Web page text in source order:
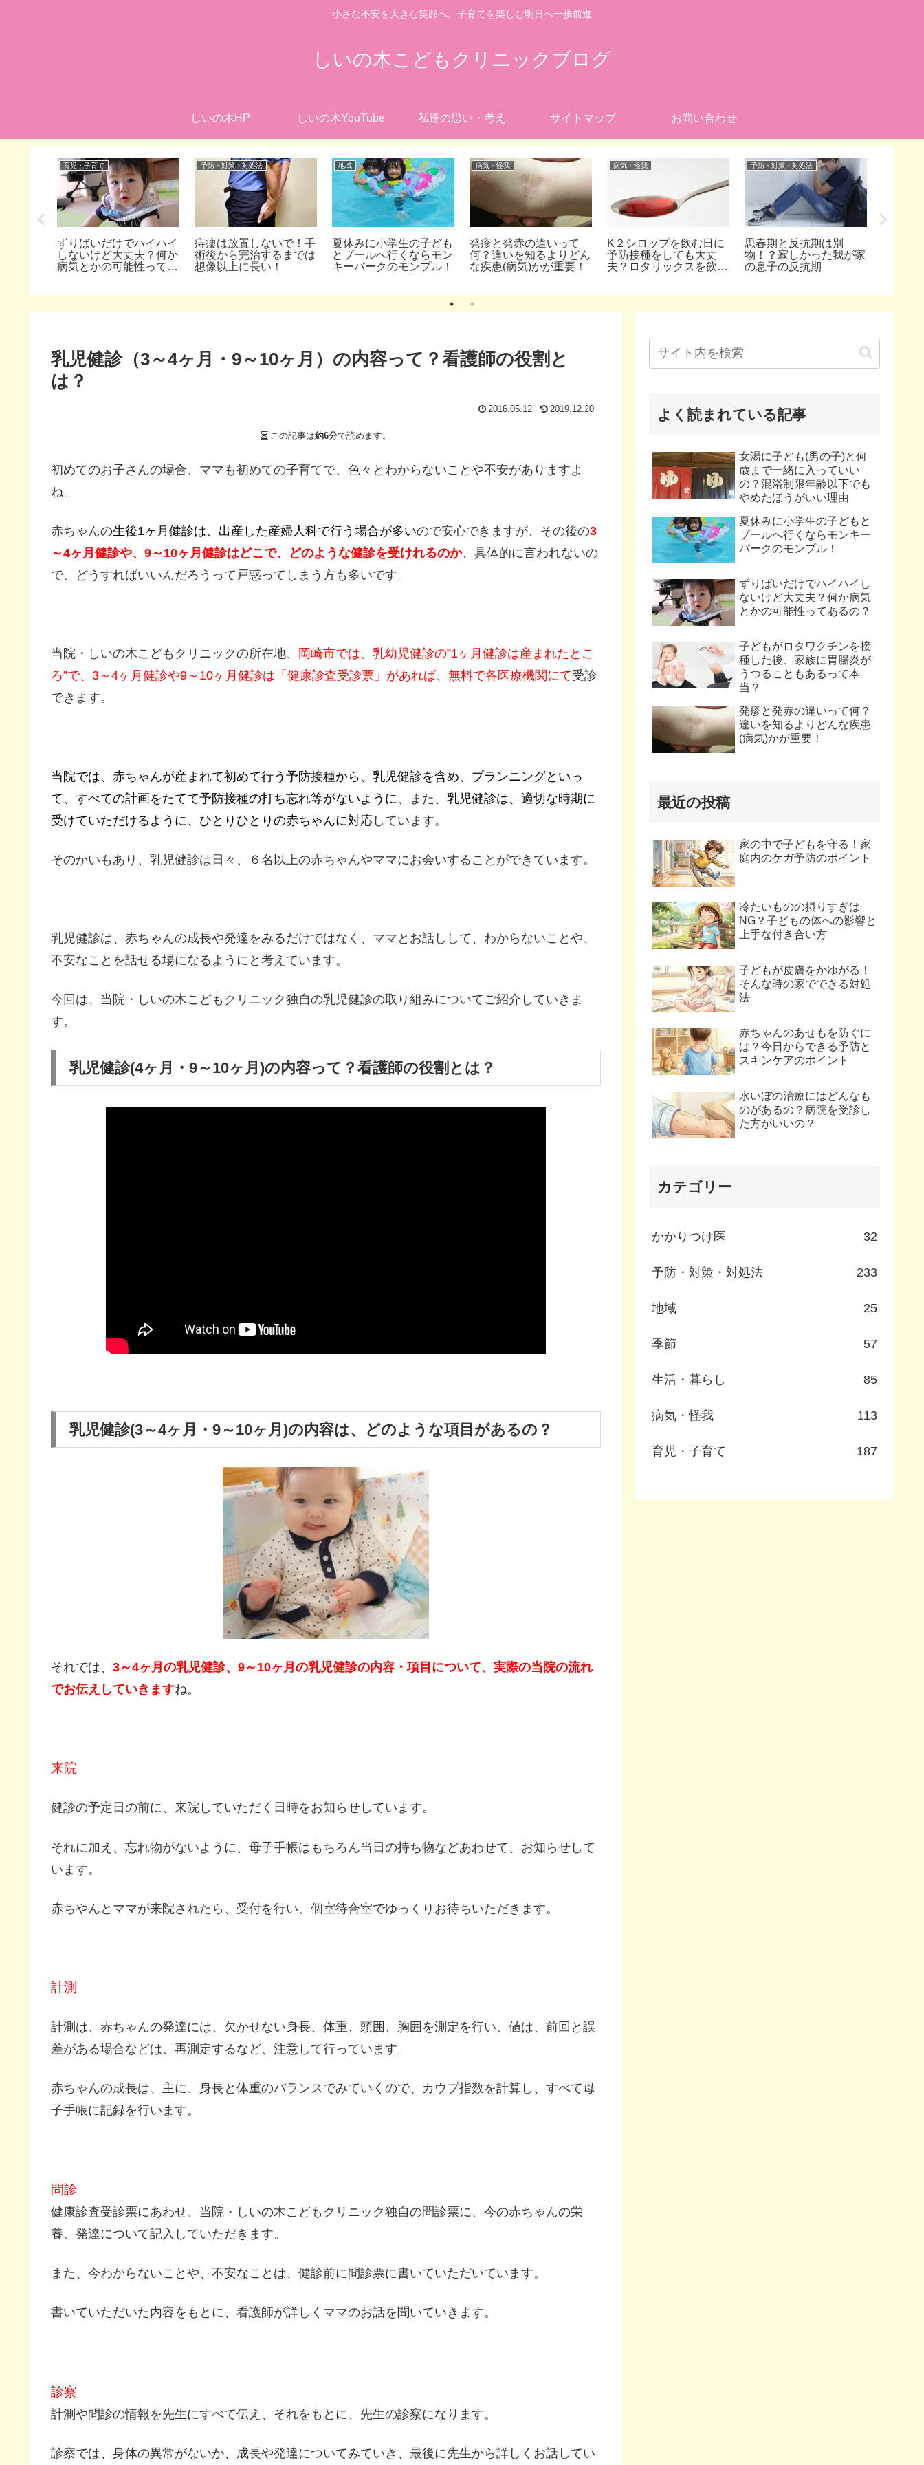
小さな不安を大きな笑顔へ。子育てを楽しむ明日へ一歩前進
しいの木こどもクリニックブログ
しいの木HP しいの木YouTube 私達の思い・考え サイトマップ お問い合わせ
育児・子育て
ずりばいだけでハイハイ
しないけど大丈夫？何か
病気とかの可能性ってあ
予防・対策・対処法
痔瘻は放置しないで！手
術後から完治するまでは
想像以上に長い！
地域
夏休みに小学生の子ども
とプールへ行くならモン
キーパークのモンプル！
病気・怪我
発疹と発赤の違いって
何？違いを知るよりどん
な疾患(病気)かが重要！
病気・怪我
K２シロップを飲む日に
予防接種をしても大丈
夫？ロタリックスを飲ん
予防・対策・対処法
思春期と反抗期は別
物！？寂しかった我が家
の息子の反抗期
乳児健診（3～4ヶ月・9～10ヶ月）の内容って？看護師の役割と
は？
2016.05.12 2019.12.20
この記事は約6分で読めます。
初めてのお子さんの場合、ママも初めての子育てで、色々とわからないことや不安がありますよ
ね。
赤ちゃんの生後1ヶ月健診は、出産した産婦人科で行う場合が多いので安心できますが、その後の3
～4ヶ月健診や、9～10ヶ月健診はどこで、どのような健診を受けれるのか、具体的に言われないの
で、どうすればいいんだろうって戸惑ってしまう方も多いです。
当院・しいの木こどもクリニックの所在地、
岡崎市では、乳幼児健診の”1ヶ月健診は産まれたとこ
ろ”で、3～4ヶ月健診や9～10ヶ月健診は「健康診査受診票」があれば、無料で各医療機関にて受診
できます。
当院では、赤ちゃんが産まれて初めて行う予防接種から、乳児健診を含め、プランニングといっ
て、すべての計画をたてて予防接種の打ち忘れ等がないように 、また、 乳児健診は、適切な時期に
受けていただけるように、ひとりひとりの赤ちゃんに対応 しています。
そのかいもあり、乳児健診は日々、６名以上の赤ちゃんやママにお会いすることができています。
乳児健診は、赤ちゃんの成長や発達をみるだけではなく、ママとお話しして、わからないことや、
不安なことを話せる場になるようにと考えています。
今回は、当院・しいの木こどもクリニック独自の乳児健診の取り組みについてご紹介していきま
す。
乳児健診(4ヶ月・9～10ヶ月)の内容って？看護師の役割とは？
乳児健診(3～4ヶ月・9～10ヶ月)の内容は、どのような項目があるの？
それでは、 3～4ヶ月の乳児健診、9～10ヶ月の乳児健診の内容・項目について、実際の当院の流れ
でお伝えしていきますね。
来院
健診の予定日の前に、来院していただく日時をお知らせしています。
それに加え、忘れ物がないように、母子手帳はもちろん当日の持ち物などあわせて、お知らせして
います。
赤ちやんとママが来院されたら、受付を行い、個室待合室でゆっくりお待ちいただきます。
計測
計測は、赤ちゃんの発達には、欠かせない身長、体重、頭囲、胸囲を測定を行い、値は、前回と誤
差がある場合などは、再測定するなど、注意して行っています。
赤ちゃんの成長は、主に、身長と体重のバランスでみていくので、カウプ指数を計算し、すべて母
子手帳に記録を行います。
問診
健康診査受診票にあわせ、当院・しいの木こどもクリニック独自の問診票に、今の赤ちゃんの栄
養、発達について記入していただきます。
また、今わからないことや、不安なことは、健診前に問診票に書いていただいています。
書いていただいた内容をもとに、看護師が詳しくママのお話を聞いていきます。
診察
計測や問診の情報を先生にすべて伝え、それをもとに、先生の診察になります。
診察では、身体の異常がないか、成長や発達についてみていき、最後に先生から詳しくお話してい
よく読まれている記事
女湯に子ども(男の子)と何
歳まで一緒に入っていい
の？混浴制限年齢以下でも
やめたほうがいい理由
夏休みに小学生の子どもと
プールへ行くならモンキー
パークのモンプル！
ずりばいだけでハイハイし
ないけど大丈夫？何か病気
とかの可能性ってあるの？
子どもがロタワクチンを接
種した後、家族に胃腸炎が
うつることもあるって本
当？
発疹と発赤の違いって何？
違いを知るよりどんな疾患
(病気)かが重要！
最近の投稿
家の中で子どもを守る！家
庭内のケガ予防のポイント
冷たいものの摂りすぎは
NG？子どもの体への影響と
上手な付き合い方
子どもが皮膚をかゆがる！
そんな時の家でできる対処
法
赤ちゃんのあせもを防ぐに
は？今日からできる予防と
スキンケアのポイント
水いぼの治療にはどんなも
のがあるの？病院を受診し
た方がいいの？
カテゴリー
かかりつけ医 32
予防・対策・対処法 233
地域 25
季節 57
生活・暮らし 85
病気・怪我 113
育児・子育て 187